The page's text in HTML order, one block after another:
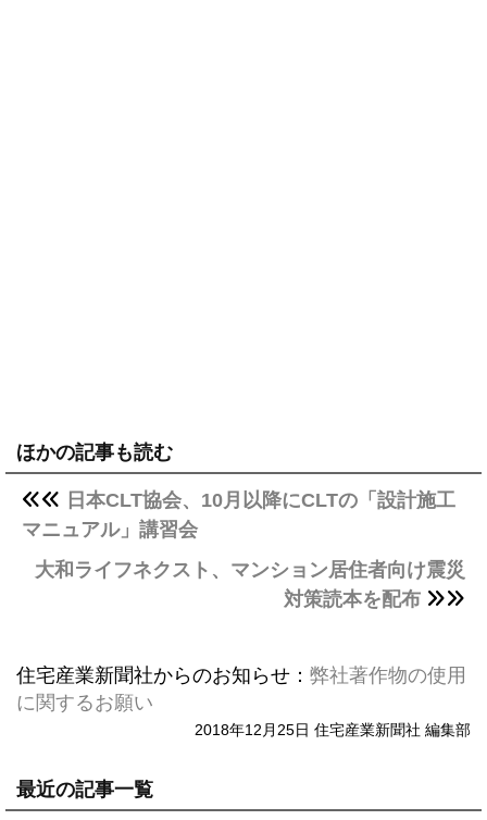
ほかの記事も読む
日本CLT協会、10月以降にCLTの「設計施工
マニュアル」講習会
大和ライフネクスト、マンション居住者向け震災
対策読本を配布
住宅産業新聞社からのお知らせ： 弊社著作物の使用
に関するお願い
2018年12月25日 住宅産業新聞社 編集部
最近の記事一覧